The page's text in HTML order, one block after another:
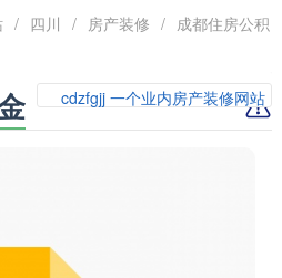
/ 四川 / 房产装修 /
成都住房公积
cdzfgjj 一个业内房产装修网站